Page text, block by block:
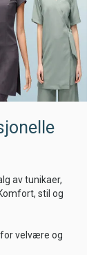
av tunikaer,
stil og
velvære og